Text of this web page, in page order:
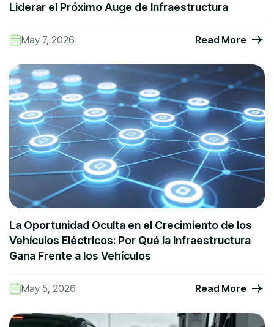
Liderar el Próximo Auge de Infraestructura
May 7, 2026 Read More
La Oportunidad Oculta en el Crecimiento de los
Vehículos Eléctricos: Por Qué la Infraestructura
Gana Frente a los Vehículos
May 5, 2026 Read More